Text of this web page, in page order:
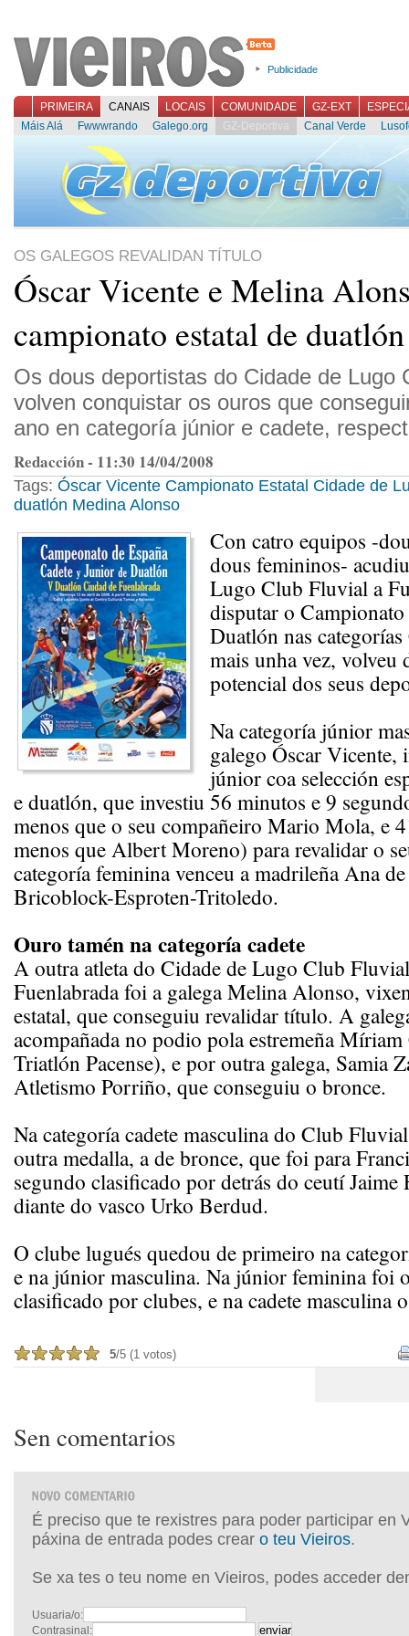
Publicidade
PRIMEIRA CANAIS LOCAIS COMUNIDADE GZ-EXT
Máis Alá
Fwwwrando Galego.org GZ-Deportiva Canal Verde
OS GALEGOS REVALIDAN TÍTULO
Óscar Vicente e Melina
campionato estatal de duatlón
Os dous deportistas do Cidade de Lugo
volven conquistar os ouros que
ano en categoría júnior e cadete,
Redacción - 11:30 14/04/2008
Tags: Óscar Vicente Campionato Estatal Cidade de
duatlón Medina Alonso
Con catro equipos -
dous femininos-
Lugo Club Fluvial a
disputar o Campionato
Duatlón nas
mais unha vez, volveu
potencial dos seus
Na categoría júnior
galego Óscar Vicente,
júnior coa selección
e duatlón, que investiu 56 minutos e 9
menos que o seu compañeiro Mario Mola, e
menos que Albert Moreno) para revalidar o
categoría feminina venceu a madrileña Ana
Bricoblock-Esproten-Tritoledo.
Ouro tamén na categoría cadete
A outra atleta do Cidade de Lugo Club
Fuenlabrada foi a galega Melina Alonso,
estatal, que conseguiu revalidar título. A
acompañada no podio pola estremeña
Triatlón Pacense), e por outra galega, Samia
Atletismo Porriño, que conseguiu o bronce.
Na categoría cadete masculina do Club
outra medalla, a de bronce, que foi para
segundo clasificado por detrás do ceutí Jaime
diante do vasco Urko Berdud.
O clube lugués quedou de primeiro na
e na júnior masculina. Na júnior feminina foi
clasificado por clubes, e na cadete masculina
5/5 (1 votos)
Sen comentarios
É preciso que te rexistres para poder participar en
páxina de entrada podes crear o teu Vieiros.
Se xa tes o teu nome en Vieiros, podes acceder
Usuaria/o:
Contrasinal: